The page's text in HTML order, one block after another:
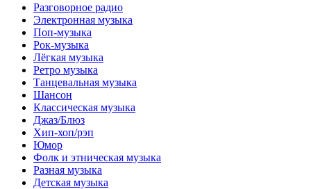
Разговорное радио
Электронная музыка
Поп-музыка
Рок-музыка
Лёгкая музыка
Ретро музыка
Танцевальная музыка
Шансон
Классическая музыка
Джаз/Блюз
Хип-хоп/рэп
Юмор
Фолк и этническая музыка
Разная музыка
Детская музыка